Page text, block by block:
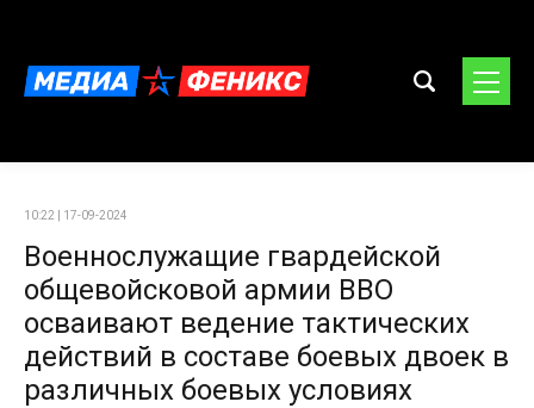
10:22 | 17-09-2024
Военнослужащие гвардейской
общевойсковой армии ВВО
осваивают ведение тактических
действий в составе боевых двоек в
различных боевых условиях